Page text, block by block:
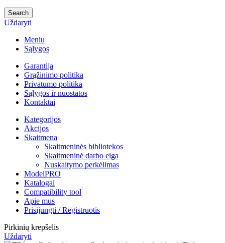
Search
Uždaryti
Meniu
Sąlygos
Garantija
Grąžinimo politika
Privatumo politika
Sąlygos ir nuostatos
Kontaktai
Kategorijos
Akcijos
Skaitmena
Skaitmeninės bibliotekos
Skaitmeninė darbo eiga
Nuskaitymo perkėlimas
ModelPRO
Katalogai
Compatibility tool
Apie mus
Prisijungti / Registruotis
Pirkinių krepšelis
Uždaryti